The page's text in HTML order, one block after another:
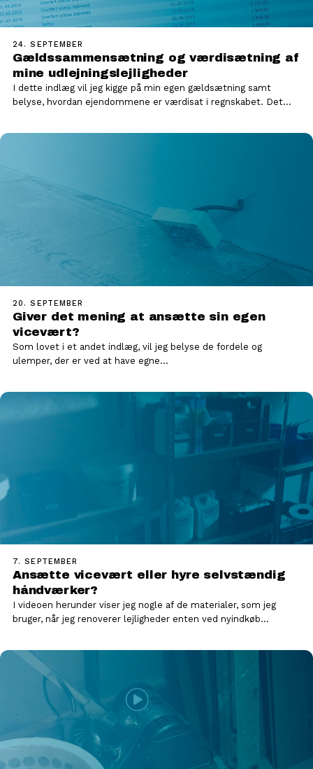
24. SEPTEMBER
Gældssammensætning og værdisætning af
mine udlejningslejligheder
I dette indlæg vil jeg kigge på min egen gældsætning samt
belyse, hvordan ejendommene er værdisat i regnskabet. Det…
20. SEPTEMBER
Giver det mening at ansætte sin egen
vicevært?
Som lovet i et andet indlæg, vil jeg belyse de fordele og
ulemper, der er ved at have egne…
7. SEPTEMBER
Ansætte vicevært eller hyre selvstændig
håndværker?
I videoen herunder viser jeg nogle af de materialer, som jeg
bruger, når jeg renoverer lejligheder enten ved nyindkøb…